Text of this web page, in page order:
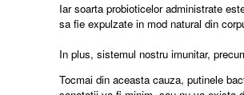
Iar soarta probioticelor administrate
sa fie expulzate in mod natural din
In plus, sistemul nostru imunitar,
Tocmai din aceasta cauza, putinele